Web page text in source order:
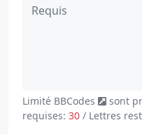
Limité BBCodes
sont
requises: 30 / Lettres